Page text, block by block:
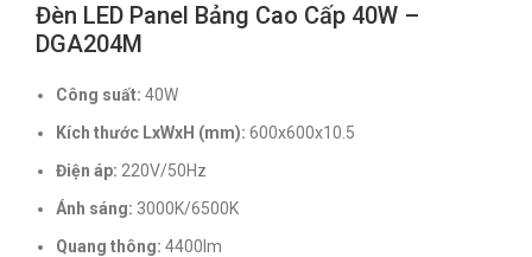
Đèn LED Panel Bảng Cao Cấp 40W –
DGA204M
Công suất: 40W
Kích thước LxWxH (mm): 600x600x10.5
Điện áp: 220V/50Hz
Ánh sáng: 3000K/6500K
Quang thông: 4400lm